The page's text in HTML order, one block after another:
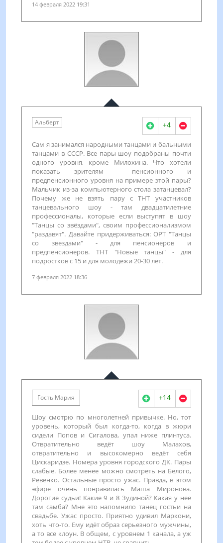
14 февраля 2022 19:31
Альберт +4
Сам я занимался народными танцами и бальными
танцами в СССР. Все пары шоу подобраны почти
одного уровня, кроме Милохина. Что хотели
показать зрителям пенсионного и
предпенсионного уровня на примере этой пары?
Мальчик из-за компьютерного стола затанцевал?
Почему же не взять пару с ТНТ участников
танцевального шоу - там двадцатилетние
профессионалы, которые если выступят в шоу
"Танцы со звёздами", своим профессионализмом
"раздавят". Давайте придерживаться: ОРТ "Танцы
со звездами" - для пенсионеров и
предпенсионеров. ТНТ "Новые танцы" - для
подростков с 15 и для молодежи 20-30 лет.
7 февраля 2022 18:36
Гость Мария +14
Шоу смотрю по многолетней привычке. Но, тот
уровень, который был когда-то, когда в жюри
сидели Попов и Сигалова, упал ниже плинтуса.
Отвратительно ведёт шоу Малахов,
отвратительно и высокомерно ведёт себя
Цискаридзе. Номера уровня городского ДК. Пары
слабые. Более менее можно смотреть на Белого,
Ревенко. Остальные просто ужас. Правда, в этом
эфире очень понравилась Маша Миронова.
Дорогие судьи! Какие 9 и 8 Зудиной? Какая у нее
там самба? Мне это напомнило танец гостьи на
свадьбе. Ужас просто. Приятно удивил Маркони,
хоть что-то. Ему идёт образ серьезного мужчины,
а то все клоун. В общем, с уровнем 1 канала, а уж